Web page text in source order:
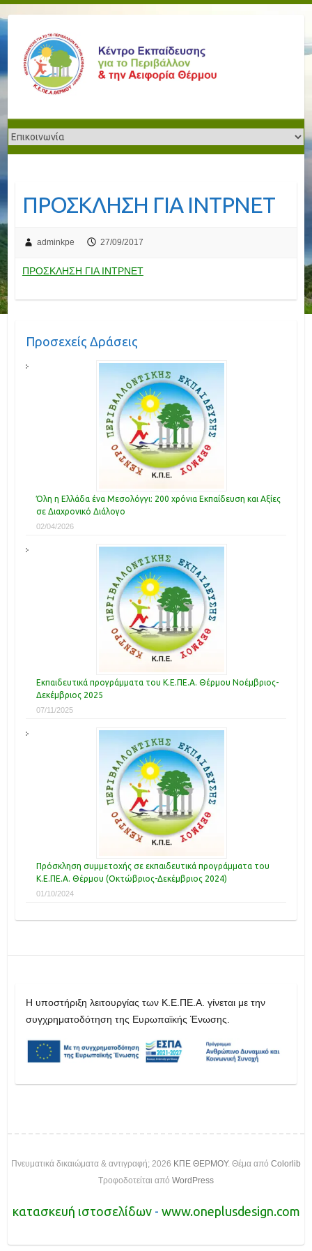
ΠΡΟΣΚΛΗΣΗ ΓΙΑ ΙΝΤΡΝΕΤ
adminkpe 27/09/2017
ΠΡΟΣΚΛΗΣΗ ΓΙΑ ΙΝΤΡΝΕΤ
Προσεχείς Δράσεις
Όλη η Ελλάδα ένα Μεσολόγγι: 200 χρόνια Εκπαίδευση και Αξίες
σε Διαχρονικό Διάλογο
02/04/2026
Εκπαιδευτικά προγράμματα του Κ.Ε.ΠΕ.Α. Θέρμου Νοέμβριος-
Δεκέμβριος 2025
07/11/2025
Πρόσκληση συμμετοχής σε εκπαιδευτικά προγράμματα του
Κ.Ε.ΠΕ.Α. Θέρμου (Οκτώβριος-Δεκέμβριος 2024)
01/10/2024
H υποστήριξη λειτουργίας των Κ.Ε.ΠΕ.Α. γίνεται με την
συγχρηματοδότηση της Ευρωπαϊκής Ένωσης.
Πνευματικά δικαιώματα & αντιγραφή; 2026 ΚΠΕ ΘΕΡΜΟΥ. Θέμα από Colorlib
Τροφοδοτείται από WordPress
κατασκευή ιστοσελίδων - www.oneplusdesign.com